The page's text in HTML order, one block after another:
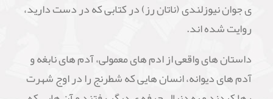
ی جوان نیوزلندی (ناتان رز) در کتابی که در دست دارید،
روایت شده اند.
داستان های واقعی از ادم های معمولی، آدم های نابغه و
آدم های دیوانه، انسان هایی که شطرنج را در اوج شهرت